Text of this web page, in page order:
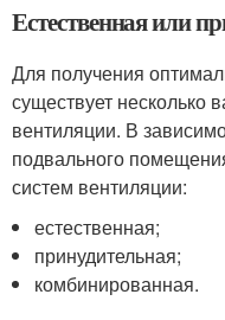
Естественная или
Для получения
существует несколько
вентиляции. В
подвального
систем вентиляции:
естественная;
принудительная;
комбинированная.